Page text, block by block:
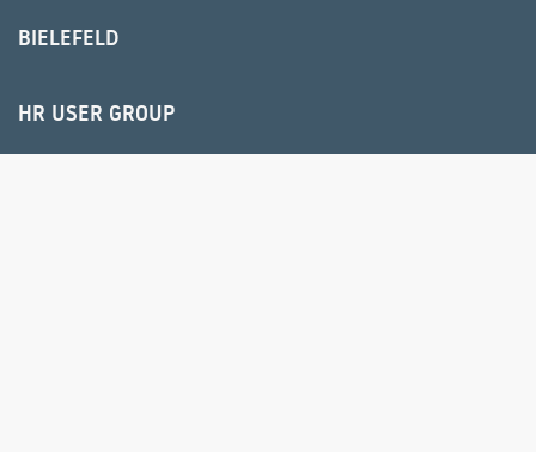
BIELEFELD
HR USER GROUP